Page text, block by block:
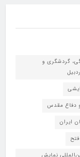
گردشگری و
و دفاع مقدس
ایران
نمایش